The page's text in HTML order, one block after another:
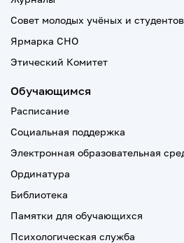
Совет молодых учёных и студентов
Ярмарка СНО
Этический Комитет
Обучающимся
Расписание
Социальная поддержка
Электронная образовательная
Ординатура
Библиотека
Памятки для обучающихся
Психологическая служба